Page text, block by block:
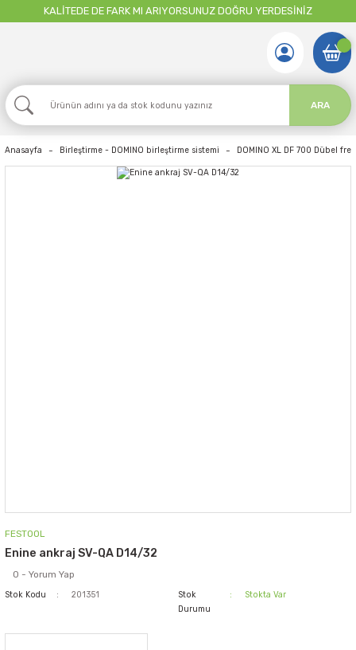
KALİTEDE DE FARK MI ARIYORSUNUZ DOĞRU YERDESİNİZ
ARA
Anasayfa Birleştirme - DOMINO birleştirme sistemi DOMINO XL DF 700 Dübel
FESTOOL
Enine ankraj SV-QA D14/32
0 - Yorum Yap
Stok Kodu 201351
Stok
Durumu
Stokta Var